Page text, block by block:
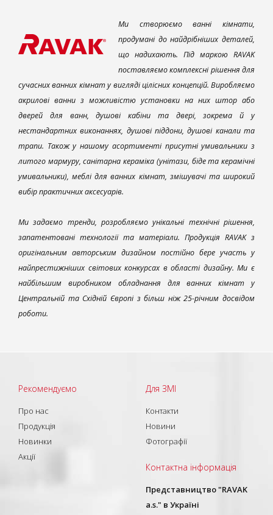
Ми створюємо ванні кімнати,
продумані до найдрібніших деталей,
що надихають. Під маркою RAVAK
поставляємо комплексні рішення для
сучасних ванних кімнат у вигляді цілісних концепцій. Виробляємо
акрилові ванни з можливістю установки на них штор або
дверей для ванн, душові кабіни та двері, зокрема й у
нестандартних виконаннях, душові піддони, душові канали та
трапи. Також у нашому асортименті присутні умивальники з
литого мармуру, санітарна кераміка (унітази, біде та керамічні
умивальники), меблі для ванних кімнат, змішувачі та широкий
вибір практичних аксесуарів.
Ми задаємо тренди, розробляємо унікальні технічні рішення,
запатентовані технології та матеріали. Продукція RAVAK з
оригінальним авторським дизайном постійно бере участь у
найпрестижніших світових конкурсах в області дизайну. Ми є
найбільшим виробником обладнання для ванних кімнат у
Центральній та Східній Європі з більш ніж 25-річним досвідом
роботи.
Рекомендуємо
Про нас
Продукція
Новинки
Акції
Для ЗМІ
Контакти
Новини
Фотографії
Контактна інформація
Представництво "RAVAK
a.s." в Україні